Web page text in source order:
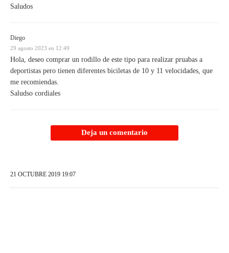
Saludos
Diego
29 agosto 2023 en 12:49
Hola, deseo comprar un rodillo de este tipo para realizar pruabas a
deportistas pero tienen diferentes biciletas de 10 y 11 velocidades, que
me recomiendas.
Saludso cordiales
Deja un comentario
21 OCTUBRE 2019 19:07